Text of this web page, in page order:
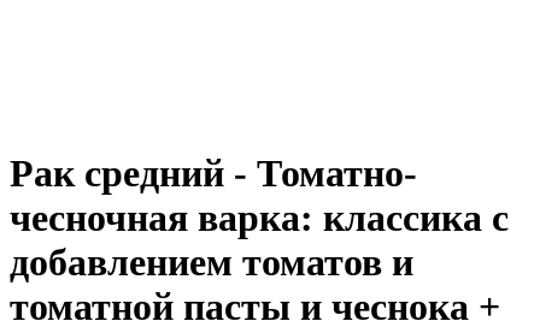
Рак средний - Томатно-
чесночная варка: классика с
добавлением томатов и
томатной пасты и чеснока +